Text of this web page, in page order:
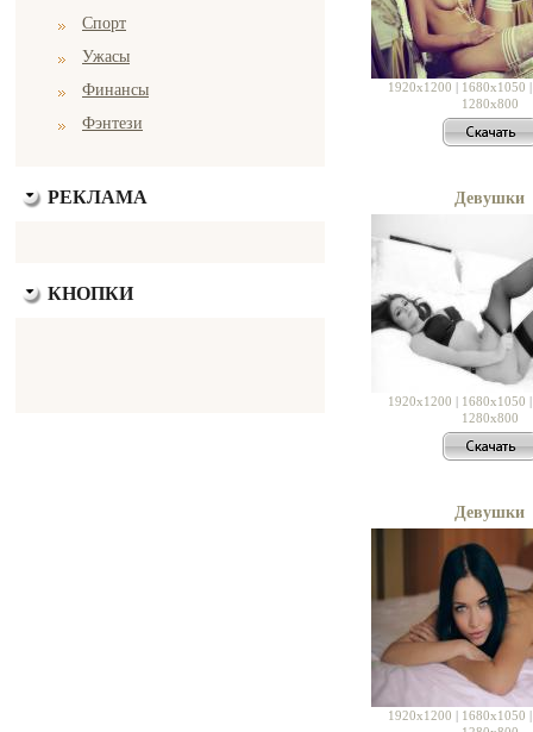
Спорт
Ужасы
Финансы
Фэнтези
РЕКЛАМА
КНОПКИ
1920x1200 | 1680x1050
1280x800
Девушки
1920x1200 | 1680x1050
1280x800
Девушки
1920x1200 | 1680x1050